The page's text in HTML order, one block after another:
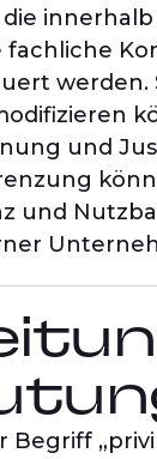
die
fachliche
werden.
und
und
Begriff